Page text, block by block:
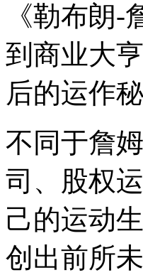
《勒布朗
到商业大
后的运作秘
不同于詹
司、股权
己的运动
创出前所